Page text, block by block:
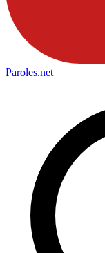
Paroles.net